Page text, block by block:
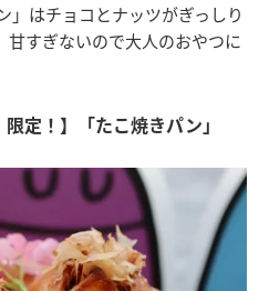
」はチョコとナッツがぎっしり
すぎないので大人のおやつに
定！】「たこ焼きパン」